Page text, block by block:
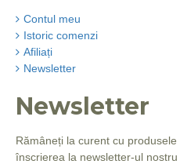
Contul meu
Istoric comenzi
Afiliați
Newsletter
Newsletter
Rămâneți la curent cu
înscrierea la newsletter-ul nostru